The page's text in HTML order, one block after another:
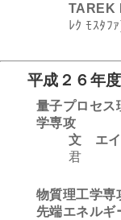
TAREK
ﾚｸ ﾓｽﾀﾌ
平成２６年
量子プロセス
学専攻
文 エイ
君
物質理工学専
先端エネルギ